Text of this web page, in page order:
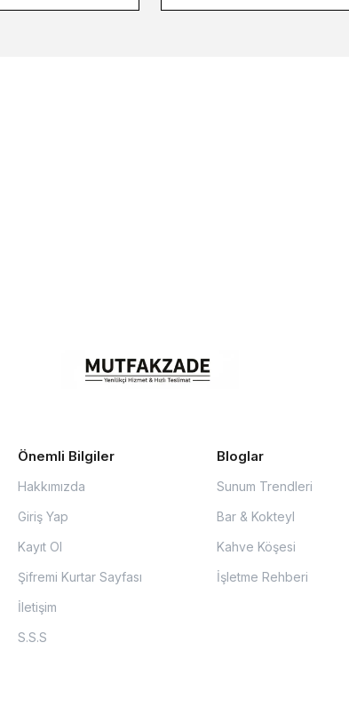
Önemli Bilgiler
Hakkımızda
Giriş Yap
Kayıt Ol
Şifremi Kurtar Sayfası
İletişim
S.S.S
Bloglar
Sunum Trendleri
Bar & Kokteyl
Kahve Köşesi
İşletme Rehberi